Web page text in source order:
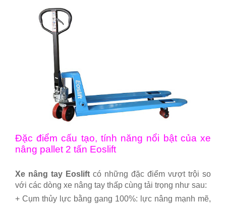
Đặc điểm cấu tạo, tính năng nổi bật của xe
nâng pallet 2 tấn Eoslift
Xe nâng tay Eoslift có những đặc điểm vượt trội so
với các dòng xe nâng tay thấp cùng tải trọng như sau:
+ Cụm thủy lực bằng gang 100%: lực nâng mạnh mẽ,